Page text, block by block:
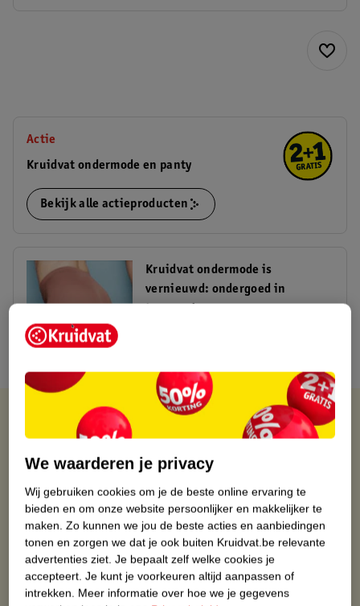
Actie
Kruidvat ondermode en panty
Bekijk alle actieproducten
Kruidvat ondermode is
vernieuwd: ondergoed in
Kruidvat is altijd voordelig
Gratis ophalen in de winkel
Op werkdagen voor 22:00 uur besteld, volgende dag in huis
Gratis thuisbezorgd vanaf 50.00
Gratis retourneren binnen 30 dagen
Gratis punten met je Kruidvat kaart
We waarderen je privacy
Wij gebruiken cookies om je de beste online ervaring te
bieden en om onze website persoonlijker en makkelijker te
maken. Zo kunnen we jou de beste acties en aanbiedingen
tonen en zorgen we dat je ook buiten Kruidvat.be relevante
advertenties ziet. Je bepaalt zelf welke cookies je
accepteert. Je kunt je voorkeuren altijd aanpassen of
intrekken. Meer informatie over hoe we je gegevens